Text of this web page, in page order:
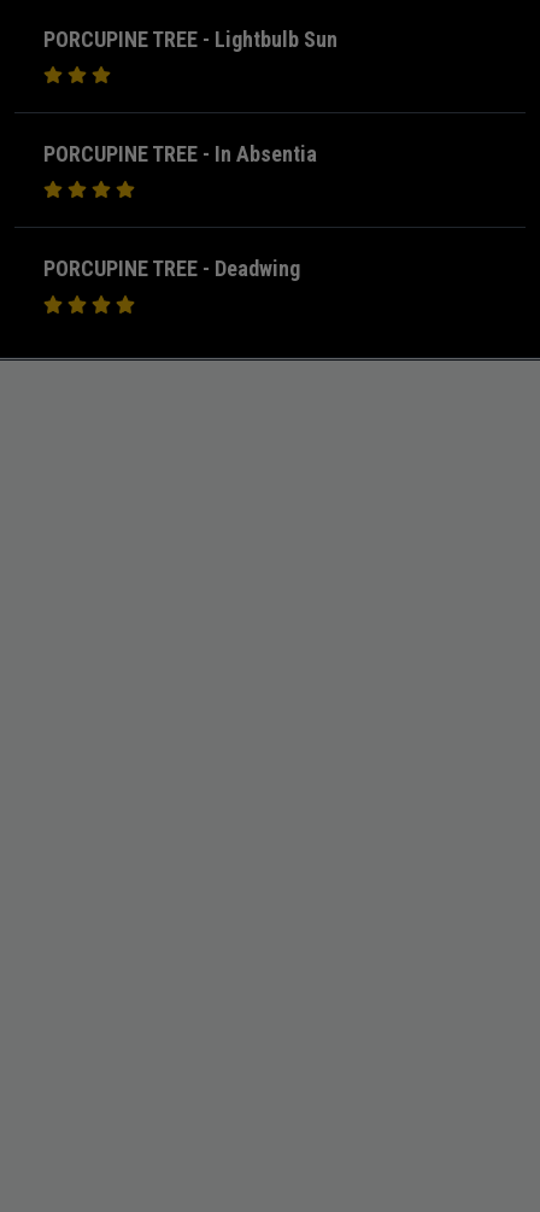
PORCUPINE TREE - Lightbulb Sun
PORCUPINE TREE - In Absentia
PORCUPINE TREE - Deadwing